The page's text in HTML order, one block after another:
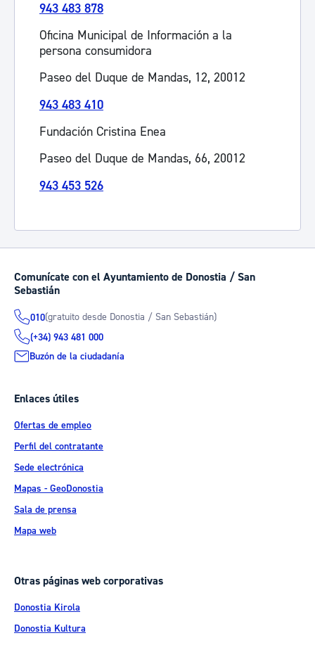
943 483 878
Oficina Municipal de Información a la
persona consumidora
Paseo del Duque de Mandas, 12, 20012
943 483 410
Fundación Cristina Enea
Paseo del Duque de Mandas, 66, 20012
943 453 526
Comunícate con el Ayuntamiento de Donostia / San
Sebastián
010(gratuito desde Donostia / San Sebastián)
(+34) 943 481 000
Buzón de la ciudadanía
Enlaces útiles
Ofertas de empleo
Perfil del contratante
Sede electrónica
Mapas - GeoDonostia
Sala de prensa
Mapa web
Otras páginas web corporativas
Donostia Kirola
Donostia Kultura